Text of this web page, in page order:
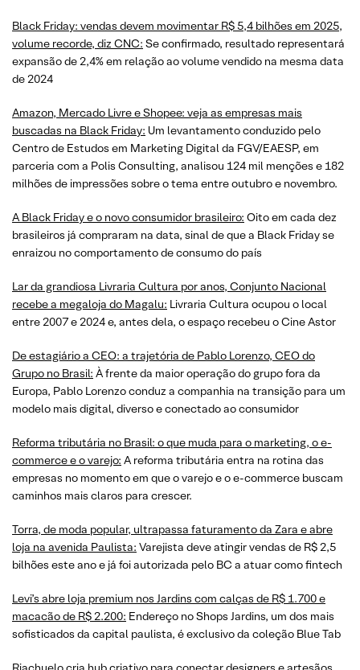
Black Friday: vendas devem movimentar R$ 5,4 bilhões em 2025,
volume recorde, diz CNC: Se confirmado, resultado representará
expansão de 2,4% em relação ao volume vendido na mesma data
de 2024
Amazon, Mercado Livre e Shopee: veja as empresas mais
buscadas na Black Friday: Um levantamento conduzido pelo
Centro de Estudos em Marketing Digital da FGV/EAESP, em
parceria com a Polis Consulting, analisou 124 mil menções e 182
milhões de impressões sobre o tema entre outubro e novembro.
A Black Friday e o novo consumidor brasileiro: Oito em cada dez
brasileiros já compraram na data, sinal de que a Black Friday se
enraizou no comportamento de consumo do país
Lar da grandiosa Livraria Cultura por anos, Conjunto Nacional
recebe a megaloja do Magalu: Livraria Cultura ocupou o local
entre 2007 e 2024 e, antes dela, o espaço recebeu o Cine Astor
De estagiário a CEO: a trajetória de Pablo Lorenzo, CEO do
Grupo no Brasil: À frente da maior operação do grupo fora da
Europa, Pablo Lorenzo conduz a companhia na transição para um
modelo mais digital, diverso e conectado ao consumidor
Reforma tributária no Brasil: o que muda para o marketing, o e-
commerce e o varejo: A reforma tributária entra na rotina das
empresas no momento em que o varejo e o e-commerce buscam
caminhos mais claros para crescer.
Torra, de moda popular, ultrapassa faturamento da Zara e abre
loja na avenida Paulista: Varejista deve atingir vendas de R$ 2,5
bilhões este ano e já foi autorizada pelo BC a atuar como fintech
Levi’s abre loja premium nos Jardins com calças de R$ 1.700 e
macacão de R$ 2.200: Endereço no Shops Jardins, um dos mais
sofisticados da capital paulista, é exclusivo da coleção Blue Tab